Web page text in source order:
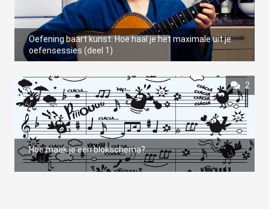
Oefening baart kunst: Hoe haal je het maximale uit je
oefensessies (deel 1)
2
Hoe maak je een blokschema?